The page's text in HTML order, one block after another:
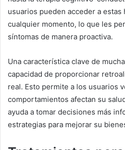
usuarios pueden acceder a estas
cualquier momento, lo que les
síntomas de manera proactiva.
Una característica clave de
capacidad de proporcionar
real. Esto permite a los usuarios
comportamientos afectan su
ayuda a tomar decisiones más
estrategias para mejorar su